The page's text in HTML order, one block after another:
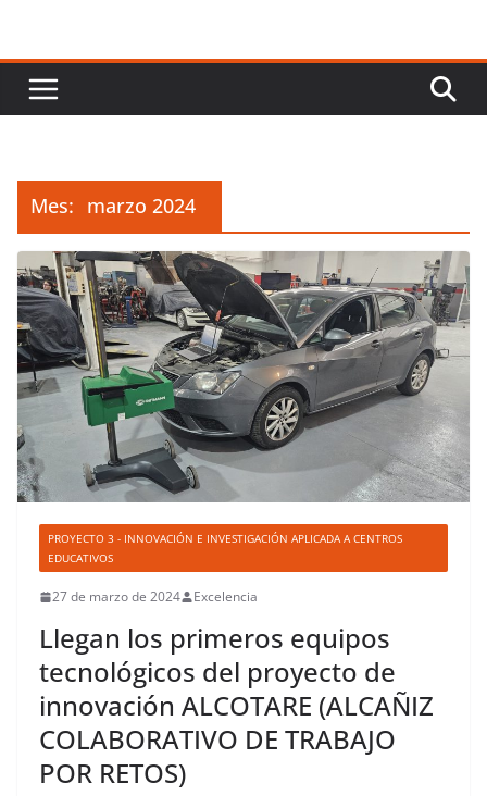
Mes: marzo 2024
PROYECTO 3 - INNOVACIÓN E INVESTIGACIÓN APLICADA A CENTROS
EDUCATIVOS
27 de marzo de 2024 Excelencia
Llegan los primeros equipos
tecnológicos del proyecto de
innovación ALCOTARE (ALCAÑIZ
COLABORATIVO DE TRABAJO
POR RETOS)